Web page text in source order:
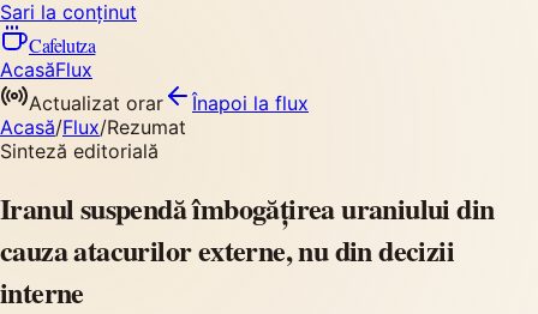
Sari la conținut
Cafelutza
AcasăFlux
Actualizat orar
Înapoi la flux
Acasă/Flux/Rezumat
Sinteză editorială
Iranul suspendă îmbogățirea uraniului din
cauza atacurilor externe, nu din decizii
interne